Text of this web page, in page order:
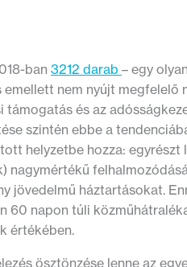
ban 3212 darab – egy
emellett nem nyújt
és az
szintén ebbe a
helyzetbe hozza:
nagymértékű
jövedelmű háztartásokat.
60 napon túli
értékében.
ösztönzése lenne az